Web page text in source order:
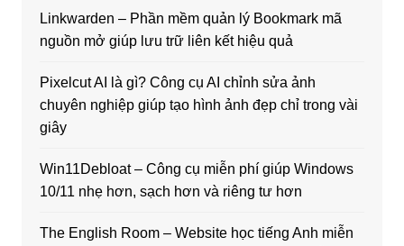
Linkwarden – Phần mềm quản lý Bookmark mã
nguồn mở giúp lưu trữ liên kết hiệu quả
Pixelcut AI là gì? Công cụ AI chỉnh sửa ảnh
chuyên nghiệp giúp tạo hình ảnh đẹp chỉ trong vài
giây
Win11Debloat – Công cụ miễn phí giúp Windows
10/11 nhẹ hơn, sạch hơn và riêng tư hơn
The English Room – Website học tiếng Anh miễn